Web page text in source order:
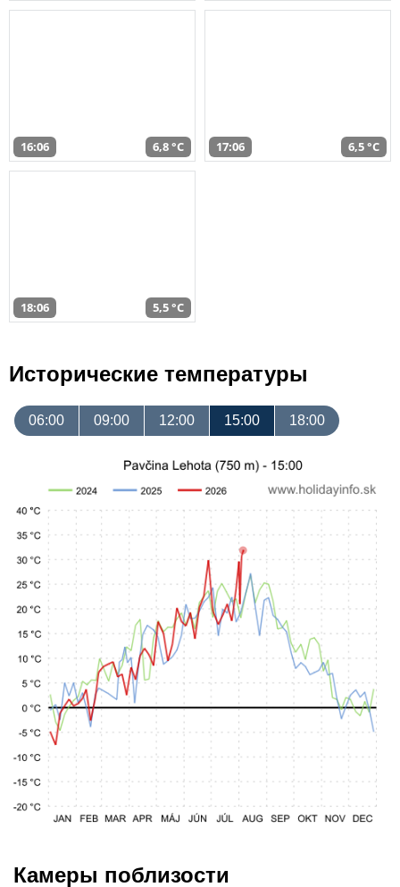
16:06 6,8 °C 17:06 6,5 °C
18:06 5,5 °C
Исторические температуры
06:00 09:00 12:00 15:00 18:00
Камеры поблизости